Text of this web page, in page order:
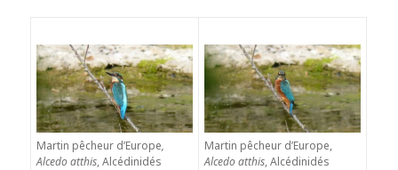
Martin pêcheur d’Europe,
Alcedo atthis, Alcédinidés
Martin pêcheur d’Europe,
Alcedo atthis, Alcédinidés